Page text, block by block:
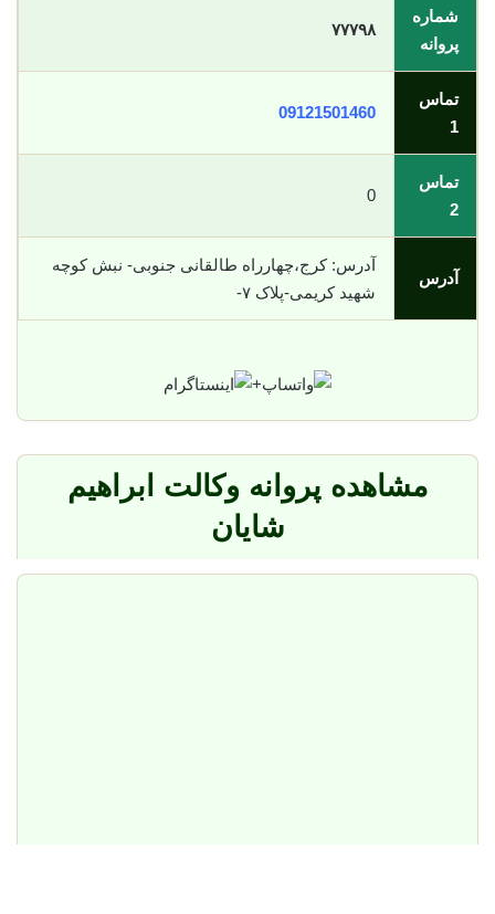
شماره
پروانه
۷۷۷۹۸
تماس
1
09121501460
تماس
2
0
آدرس
آدرس: کرج،چهارراه طالقانی جنوبی- نبش کوچه
شهید کریمی-پلاک ۷-
+
مشاهده پروانه وکالت ابراهیم
شایان